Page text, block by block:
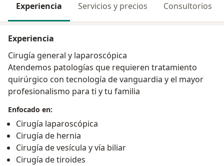
Experiencia Servicios y precios Consultorios
Experiencia
Cirugía general y laparoscópica
Atendemos patologías que requieren tratamiento
quirúrgico con tecnología de vanguardia y el mayor
profesionalismo para ti y tu familia
Enfocado en:
Cirugía laparoscópica
Cirugía de hernia
Cirugía de vesícula y vía biliar
Cirugía de tiroides